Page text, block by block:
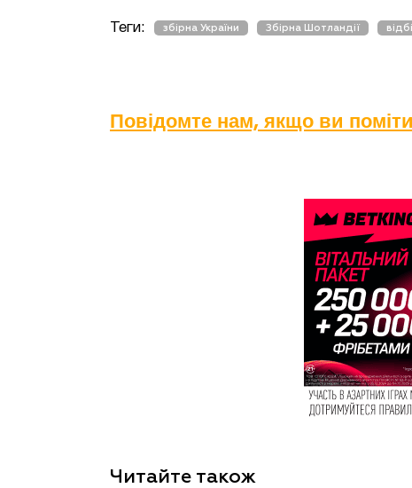
Теги: збірна України Збірна Шотландії
Повідомте нам, якщо ви
Читайте також